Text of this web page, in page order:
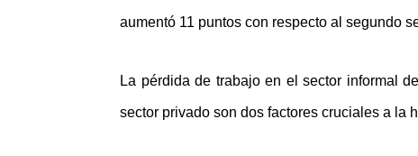
aumentó 11 puntos con respecto al segundo
La pérdida de trabajo en el sector informal
sector privado son dos factores cruciales a la